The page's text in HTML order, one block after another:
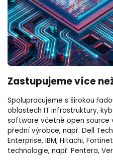
Zastupujeme více
Spolupracujeme s širokou
oblastech IT infrastruktury,
software včetně open source
přední výrobce, např. Dell
Enterprise, IBM, Hitachi,
technologie, např. Pentera,